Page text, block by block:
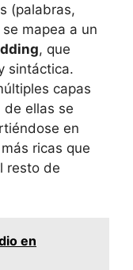
(palabras,
mapea a un
, que
sintáctica.
capas
de ellas se
en
ricas que
resto de
en